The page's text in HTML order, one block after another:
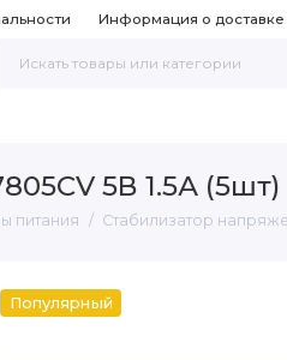
Информация о доставке
5В 1.5А (5шт)
питания Стабилизатор
Популярный